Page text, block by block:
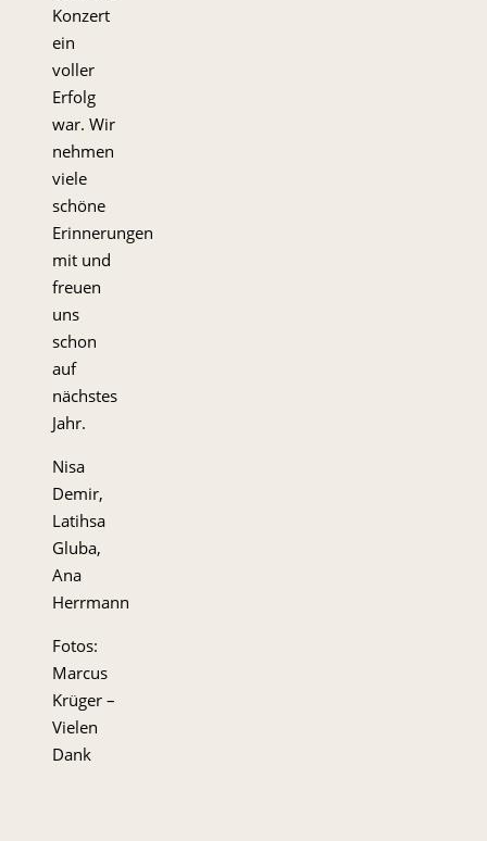
Konzert
ein
voller
Erfolg
war. Wir
nehmen
viele
schöne
Erinnerungen
mit und
freuen
uns
schon
auf
nächstes
Jahr.
Nisa
Demir,
Latihsa
Gluba,
Ana
Herrmann
Fotos:
Marcus
Krüger –
Vielen
Dank